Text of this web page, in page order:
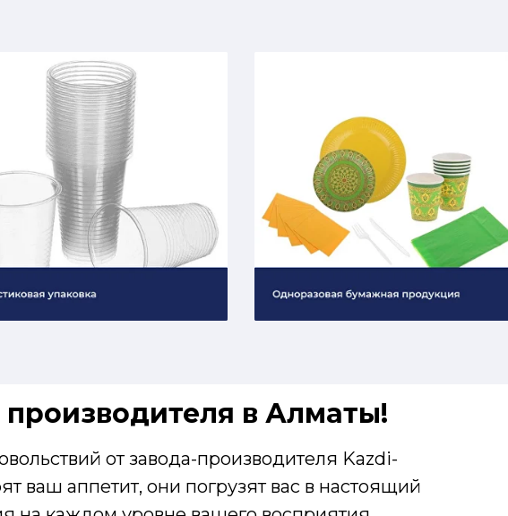
от завода-производителя Kazdi-
ваш аппетит, они погрузят вас в настоящий
в Алматы!